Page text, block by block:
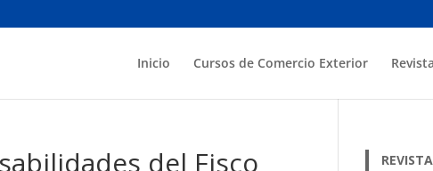
Inicio Cursos de Comercio Exterior
del Fisco